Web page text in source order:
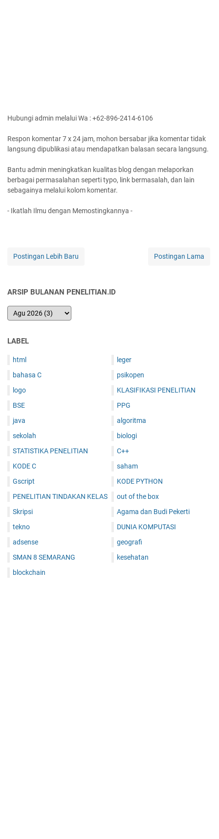
Hubungi admin melalui Wa : +62-896-2414-6106
Respon komentar 7 x 24 jam, mohon bersabar jika komentar tidak
langsung dipublikasi atau mendapatkan balasan secara langsung.
Bantu admin meningkatkan kualitas blog dengan melaporkan
berbagai permasalahan seperti typo, link bermasalah, dan lain
sebagainya melalui kolom komentar.
- Ikatlah Ilmu dengan Memostingkannya -
Postingan Lebih Baru Postingan Lama
ARSIP BULANAN PENELITIAN.ID
LABEL
html
bahasa C
logo
BSE
java
sekolah
STATISTIKA PENELITIAN
KODE C
Gscript
PENELITIAN TINDAKAN KELAS
Skripsi
tekno
adsense
SMAN 8 SEMARANG
blockchain
leger
psikopen
KLASIFIKASI PENELITIAN
PPG
algoritma
biologi
C++
saham
KODE PYTHON
out of the box
Agama dan Budi Pekerti
DUNIA KOMPUTASI
geografi
kesehatan